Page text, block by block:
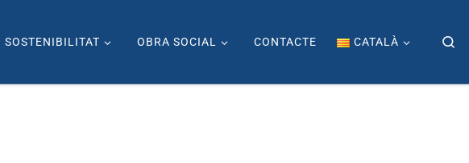
SOSTENIBILITAT OBRA SOCIAL CONTACTE CATALÀ